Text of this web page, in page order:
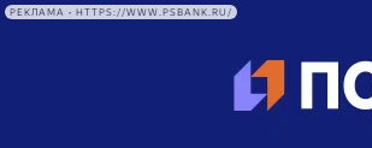
РЕКЛАМА • HTTPS://WWW.PSBANK.RU/